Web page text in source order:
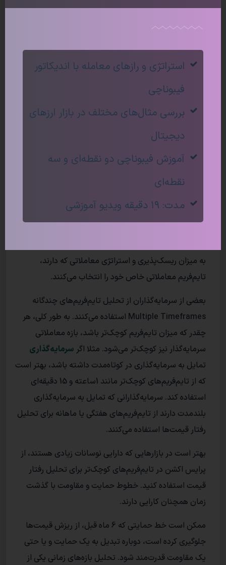
نیز مقاوت کرده و از رشد قیمت جلوگیری کرده‌است. بنابراین
با شناسایی روند‌های اصلی و اصلاحی و پیدا کردن خطوط
حمایت و مقاومت، می‌توان رفتار قیمت را پیش‌بینی کرد.
بازه‌ی زمانی یا Time Frame
نمودار قیمت‌‌ها روزانه باشد، هر کندل نشان‌دهنده‌ی یک روز
به میزان ریسک‌پذیری و استراتژی معاملاتی که دارند،
تایم‌فریم معاملاتی خاص خود را انتخاب می‌کنند.
بعضی از سرمایه‌گذاران از تحلیل تایم‌فریم‌های چندگانه
Multiple Timeframes استفاده می‌کنند. به طور کلی، هر
چقدر که میزان تایم‌فریم کوچک‌تر باشد، بازه‌ معاملاتی
سرمایه‌گذار نیز کوچک‌تر می‌شود. مثلا اگر سرمایه‌گذاری
تمایل به سرمایه‌گذاری در کوتاه‌مدت داشته باشد، بهتر است
که از تایم‌فریم‌های کوچک‌تر مانند 1ساعته و 15 دقیقه‌ای
استفاده کند. سرمایه‌گذارانی که تمایل به سرمایه‌گذاری
بلند‌مدت دارند از تایم‌فریم‌های هفتگی یا ماهانه برای تحلیل
رفتار قیمت‌ها استفاده می‌کنند.
بهتر است در بازار‌هایی که دارایی نوسانات زیادی هستند، از
پرایس اکشن در تایم‌فریم‌های کوچک‌تر برای تحلیل رفتار
قیمت استفاده کنید. خطوط حمایت و مقاومت با گذشت
زمان همچنان کارایی دارند.
ممکن است خط حمایتی که 6 ماه قبل، از ریزش قیمت‌ها
جلوگیری کرده است، دوباره تبدیل به یک حمایت و یا حتی
یک مقاومت قدرت‌مند شود. تحلیل بازه‌های زمانی یکی از
استراتژی و رازهای معامله با اندیکاتور
فیبوناچی
بررسی مثال‌های مختلف در بازار ارزهای
دیجیتال
آموزش فیبوناچی دو نقطه‌ای و سه
نقطه‌ای
مدت: ۱۹ دقیقه ویدیو آموزشی